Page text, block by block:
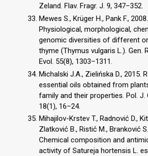
Zeland. Flav. Fragr. J. 9, 347–352.
Mewes S., Krüger H., Pank F., 2008.
Physiological, morphological,
genomic diversities of different
thyme (Thymus vulgaris L.). Gen.
Evol. 55(8), 1303–1311.
Michalski J.A., Zielińska D., 2015.
essential oils obtained from
family and their properties. Pol. J.
18(1), 16–24.
Mihajilov-Krstev T., Radnović D.,
Zlatković B., Ristić M., Branković
Chemical composition and
activity of Satureja hortensis L.